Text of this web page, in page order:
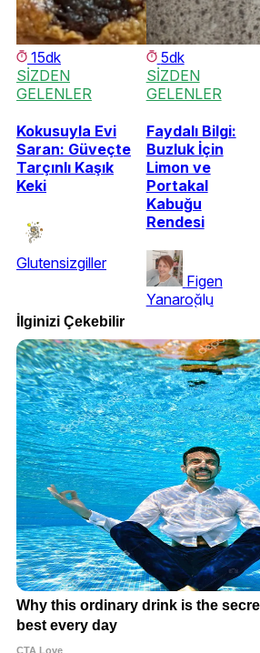
15dk
SİZDEN
GELENLER
Kokusuyla Evi
Saran: Güveçte
Tarçınlı Kaşık
Keki
Glutensizgiller
5dk
SİZDEN
GELENLER
Faydalı Bilgi:
Buzluk İçin
Limon ve
Portakal
Kabuğu
Rendesi
Figen
Yanaroğlu